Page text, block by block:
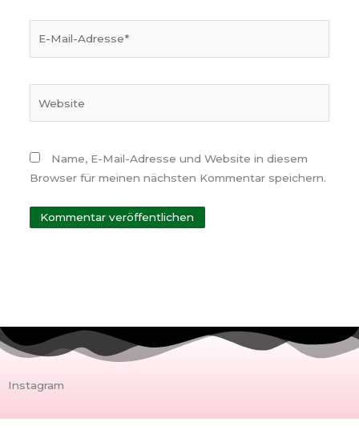
Name, E-Mail-Adresse und Website in diesem
Browser für meinen nächsten Kommentar speichern.
Instagram